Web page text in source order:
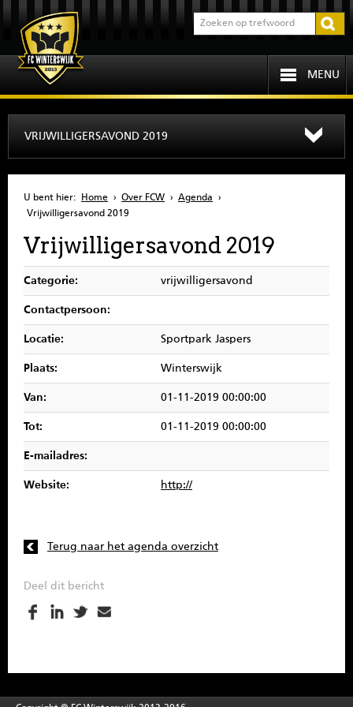
MENU
OVER FCW
INFORMATIE
JEUGD
SENIOREN
SPONSOREN
MENU
VRIJWILLIGERSAVOND 2019
U bent hier: Home › Over FCW › Agenda
›
Vrijwilligersavond 2019
Vrijwilligersavond 2019
Categorie: vrijwilligersavond
Contactpersoon:
Locatie: Sportpark Jaspers
Plaats: Winterswijk
Van: 01-11-2019 00:00:00
Tot: 01-11-2019 00:00:00
E-mailadres:
Website: http://
Terug naar het agenda overzicht
Deel dit bericht